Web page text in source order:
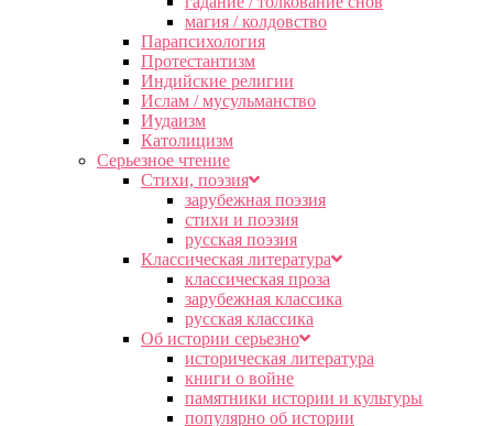
магия / колдовство
Парапсихология
Протестантизм
Индийские религии
Ислам / мусульманство
Иудаизм
Католицизм
Серьезное чтение
Cтихи, поэзия
зарубежная поэзия
стихи и поэзия
русская поэзия
Классическая литература
классическая проза
зарубежная классика
русская классика
Об истории серьезно
историческая литература
книги о войне
памятники истории и культуры
популярно об истории